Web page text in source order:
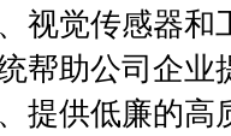
视觉传感器和
帮助公司企业
提供低廉的高